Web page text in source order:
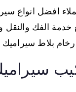
افضل انواع
الفك والنقل
بلاط سيراميك